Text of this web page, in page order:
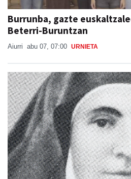
Burrunba, gazte
Beterri-Buruntzan
Aiurri abu 07, 07:00 URNIETA